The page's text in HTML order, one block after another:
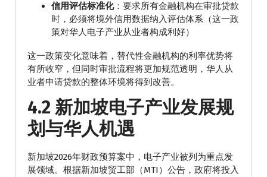
信用评估标准化：要求所有金融机构在审批贷款
时，必须将境外信用数据纳入评估体系（这一政
策对华人电子产业从业者构成利好）
这一政策变化意味着，替代性金融机构的利率优势将
有所收窄，但同时审批流程将更加规范透明，华人从
业者申请贷款的整体环境将得到改善。
4.2 新加坡电子产业发展规
划与华人机遇
新加坡2026年财政预算案中，电子产业被列为重点发
展领域。根据新加坡贸工部（MTI）公告，政府将投入